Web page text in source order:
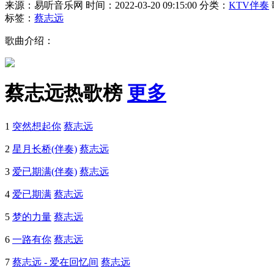
来源：易听音乐网 时间：2022-03-20 09:15:00 分类： KTV伴奏
标签： 蔡志远
歌曲介绍：
蔡志远热歌榜 更多
1 突然想起你 蔡志远
2 星月长桥(伴奏) 蔡志远
3 爱已期满(伴奏) 蔡志远
4 爱已期满 蔡志远
5 梦的力量 蔡志远
6 一路有你 蔡志远
7 蔡志远 - 爱在回忆间 蔡志远